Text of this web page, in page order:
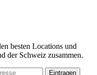
besten Locations und
der Schweiz zusammen.
Eintragen